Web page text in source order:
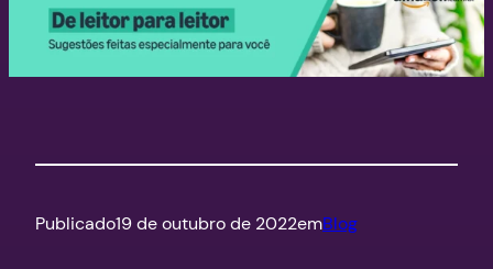
Publicado19 de outubro de 2022emBlog